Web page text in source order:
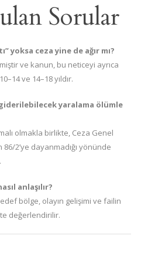
Sorular
yoksa ceza yine de ağır mı?
ve kanun, bu neticeyi ayrıca
ve 14–18 yıldır.
yaralama ölümle
olmakla birlikte, Ceza Genel
86/2’ye dayanmadığı yönünde
anlaşılır?
bölge, olayın gelişimi ve failin
değerlendirilir.